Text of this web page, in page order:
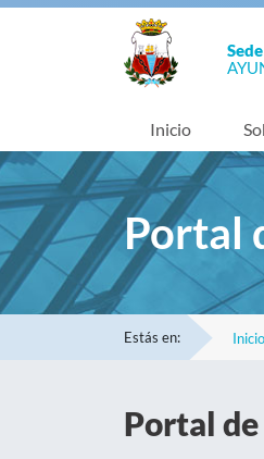
Inicio
Portal
Estás en: Inicio
Portal